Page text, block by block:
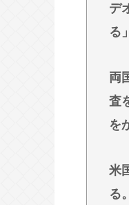
デ
る
両
査
を
米
る